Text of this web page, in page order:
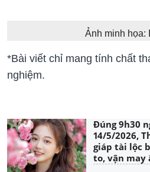
Ảnh minh họa:
*Bài viết chỉ mang tính chất
nghiệm.
Đúng 9h30
14/5/2026,
giáp tài lộc
to, vận may